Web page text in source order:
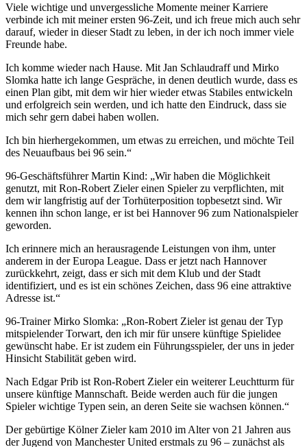
Viele wichtige und unvergessliche Momente meiner Karriere
verbinde ich mit meiner ersten 96-Zeit, und ich freue mich auch sehr
darauf, wieder in dieser Stadt zu leben, in der ich noch immer viele
Freunde habe.
Ich komme wieder nach Hause. Mit Jan Schlaudraff und Mirko
Slomka hatte ich lange Gespräche, in denen deutlich wurde, dass es
einen Plan gibt, mit dem wir hier wieder etwas Stabiles entwickeln
und erfolgreich sein werden, und ich hatte den Eindruck, dass sie
mich sehr gern dabei haben wollen.
Ich bin hierhergekommen, um etwas zu erreichen, und möchte Teil
des Neuaufbaus bei 96 sein.“
96-Geschäftsführer Martin Kind: „Wir haben die Möglichkeit
genutzt, mit Ron-Robert Zieler einen Spieler zu verpflichten, mit
dem wir langfristig auf der Torhüterposition topbesetzt sind. Wir
kennen ihn schon lange, er ist bei Hannover 96 zum Nationalspieler
geworden.
Ich erinnere mich an herausragende Leistungen von ihm, unter
anderem in der Europa League. Dass er jetzt nach Hannover
zurückkehrt, zeigt, dass er sich mit dem Klub und der Stadt
identifiziert, und es ist ein schönes Zeichen, dass 96 eine attraktive
Adresse ist.“
96-Trainer Mirko Slomka: „Ron-Robert Zieler ist genau der Typ
mitspielender Torwart, den ich mir für unsere künftige Spielidee
gewünscht habe. Er ist zudem ein Führungsspieler, der uns in jeder
Hinsicht Stabilität geben wird.
Nach Edgar Prib ist Ron-Robert Zieler ein weiterer Leuchtturm für
unsere künftige Mannschaft. Beide werden auch für die jungen
Spieler wichtige Typen sein, an deren Seite sie wachsen können.“
Der gebürtige Kölner Zieler kam 2010 im Alter von 21 Jahren aus
der Jugend von Manchester United erstmals zu 96 – zunächst als